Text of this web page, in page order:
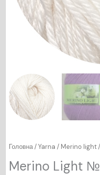
Головна/Yarna / Merino light/
Merino Light